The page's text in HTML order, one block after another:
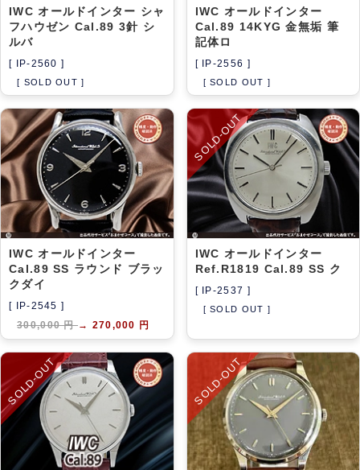
IWC オールドインター シャ
フハウゼン Cal.89 3針 シ
ルバ
[ IP-2560 ]
[ SOLD OUT ]
IWC オールドインター
Cal.89 14KYG 金無垢 筆
記体ロ
[ IP-2556 ]
[ SOLD OUT ]
IWC オールドインター
Cal.89 SS ラウンド ブラッ
クダイ
[ IP-2545 ]
300,000 円→ 270,000 円
SOLD-OUT
IWC オールドインター
Ref.R1819 Cal.89 SS ク
[ IP-2537 ]
[ SOLD OUT ]
SOLD-OUT SOLD-OUT